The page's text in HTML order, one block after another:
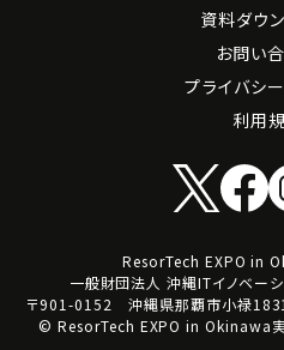
資料ダウ
お問い
プライバシ
利用
ResorTech EXPO in
一般財団法人 沖縄ITイノベーシ
〒901-0152 沖縄県那覇市小禄
© ResorTech EXPO in Okinawa